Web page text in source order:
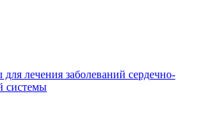
лечения заболеваний сердечно-
системы